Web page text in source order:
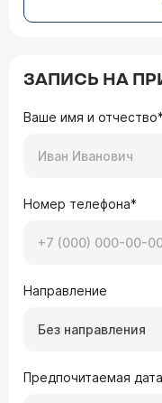
ЗАПИСЬ НА
Ваше имя и отчество*
Номер телефона*
Направление
Без направления
Предпочитаемая